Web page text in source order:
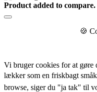
Product added to compare.
🍪
Vi bruger cookies for at gøre
lækker som en friskbagt
browse, siger du "ja tak" til